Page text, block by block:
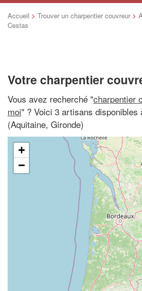
Accueil > Trouver un charpentier couvreur >
Cestas
Votre charpentier
Vous avez recherché "charpentier
moi" ? Voici 3 artisans disponibles
(Aquitaine, Gironde)
+
−